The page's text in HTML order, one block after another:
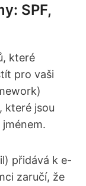
SPF,
které
pro vaši
které jsou
přidává k e-
zaručí, že